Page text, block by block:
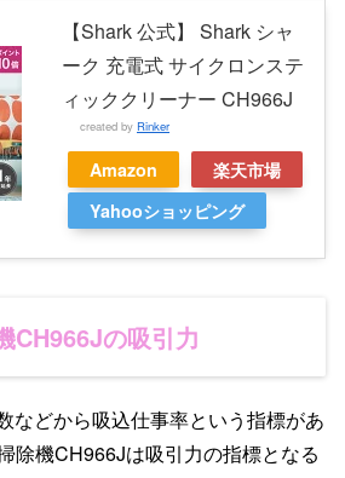
【Shark 公式】 Shark シャ
ーク 充電式 サイクロンステ
ィッククリーナー CH966J
created by Rinker
Amazon
楽天市場
Yahooショッピング
CH966Jの吸引力
などから吸込仕事率という指標があ
除機CH966Jは吸引力の指標となる